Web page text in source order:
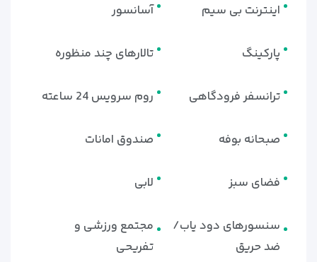
اینترنت بی سیم آسانسور
پارکینگ تالارهای چند منظوره
ترانسفر فرودگاهی روم سرویس 24 ساعته
صبحانه بوفه صندوق امانات
فضای سبز لابی
سنسورهای دود یاب/
ضد حریق
مجتمع ورزشی و
تفریحی